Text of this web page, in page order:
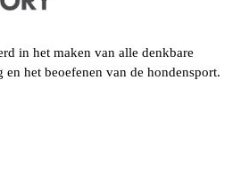
in het maken van alle denkbare
het beoefenen van de hondensport.